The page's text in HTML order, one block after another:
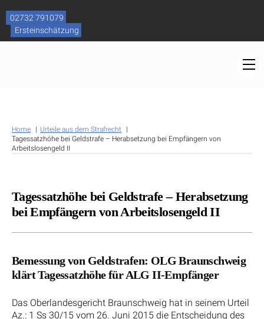
content
02732 791079
Ersteinschätzung
Home
Urteile aus dem Strafrecht
Tagessatzhöhe bei Geldstrafe – Herabsetzung bei Empfängern von
Arbeitslosengeld II
Tagessatzhöhe bei Geldstrafe – Herabsetzung
bei Empfängern von Arbeitslosengeld II
Bemessung von Geldstrafen: OLG Braunschweig
klärt Tagessatzhöhe für ALG II-Empfänger
Das Oberlandesgericht Braunschweig hat in seinem Urteil
Az.: 1 Ss 30/15 vom 26. Juni 2015 die Entscheidung des